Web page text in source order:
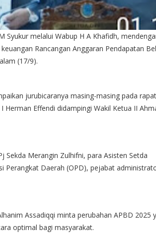
melalui Wabup H A Khafidh,
Rancangan Anggaran Pendapatan
(17/9).
jurubicaranya masing-masing pada rapat
Effendi didampingi Wakil Ketua II
Sekda Merangin Zulhifni, para Asisten Setda
Perangkat Daerah (OPD), pejabat
Assadiqqi minta perubahan APBD 2025
optimal bagi masyarakat.